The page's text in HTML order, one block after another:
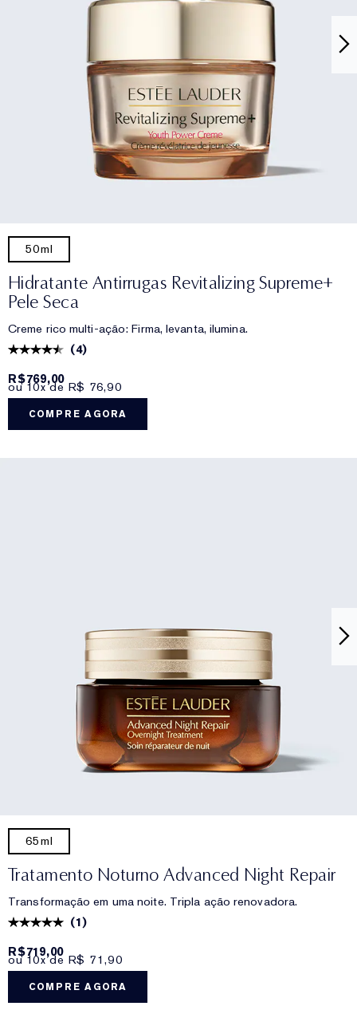
50ml
Hidratante Antirrugas Revitalizing Supreme+
Pele Seca
Creme rico multi-ação: Firma, levanta, ilumina.
(4)
R$769,00
ou 10x de R$ 76,90
COMPRE AGORA
65ml
Tratamento Noturno Advanced Night Repair
Transformação em uma noite. Tripla ação renovadora.
(1)
R$719,00
ou 10x de R$ 71,90
COMPRE AGORA